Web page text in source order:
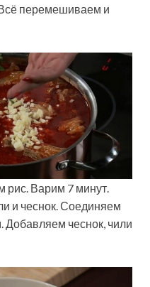
перемешиваем и
рис. Варим 7 минут.
и чеснок. Соединяем
Добавляем чеснок, чили